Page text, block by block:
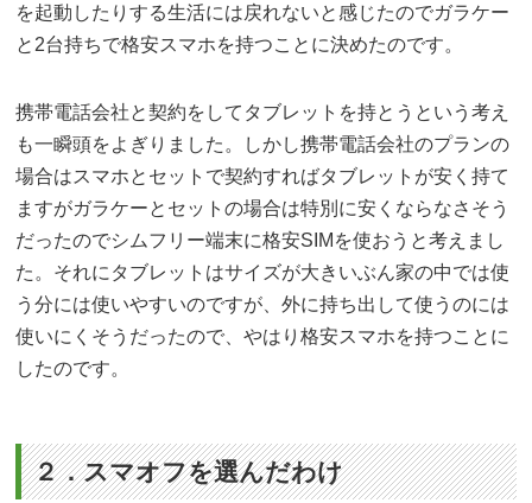
を起動したりする生活には戻れないと感じたのでガラケー
と2台持ちで格安スマホを持つことに決めたのです。
携帯電話会社と契約をしてタブレットを持とうという考え
も一瞬頭をよぎりました。しかし携帯電話会社のプランの
場合はスマホとセットで契約すればタブレットが安く持て
ますがガラケーとセットの場合は特別に安くならなさそう
だったのでシムフリー端末に格安SIMを使おうと考えまし
た。それにタブレットはサイズが大きいぶん家の中では使
う分には使いやすいのですが、外に持ち出して使うのには
使いにくそうだったので、やはり格安スマホを持つことに
したのです。
２．スマオフを選んだわけ